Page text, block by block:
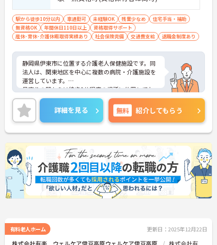
駅から徒歩10分以内 車通勤可 未経験OK 残業少なめ
住宅手当・補助
無資格OK
年間休日110日以上
資格取得サポート
産休･育休･介護休暇取得実績あり
社会保険完備 交通費支給 退職金制度あり
静岡県伊東市に位置する介護老人保健施設です。同
法人は、関東地区を中心に複数の病院・介護施設を
運営しています。
最寄りの駅からは徒歩2分程度の場所に位置してお
り、マイカー通勤可能・無料駐車場も完備されてい
るので、通勤にとても便利です。
残業時間はほとんど発生しません。プライベートと
メリハリをつけて勤務して頂けます。
ご興味をお持ちの方には詳細の情報や面接のポイン
トをお伝えしますので、お気軽にお問い合わせくだ
さいませ。
詳細を見る 無料 紹介してもらう
有料老人ホーム 更新日：2025年12月22日